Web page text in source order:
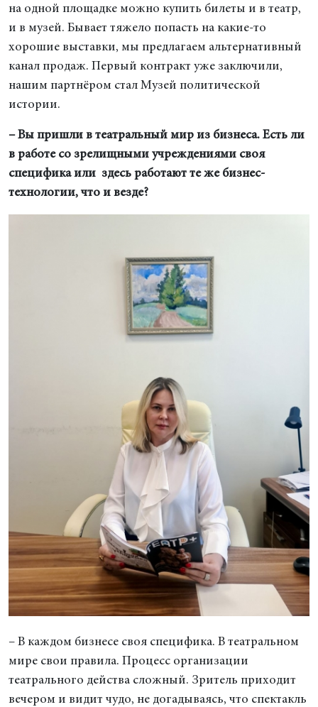
на одной площадке можно купить билеты и в театр,
и в музей. Бывает тяжело попасть на какие-то
хорошие выставки, мы предлагаем альтернативный
канал продаж. Первый контракт уже заключили,
нашим партнёром стал Музей политической
истории.
– Вы пришли в театральный мир из бизнеса. Есть ли
в работе со зрелищными учреждениями своя
специфика или здесь работают те же бизнес-
технологии, что и везде?
– В каждом бизнесе своя специфика. В театральном
мире свои правила. Процесс организации
театрального действа сложный. Зритель приходит
вечером и видит чудо, не догадываясь, что спектакль